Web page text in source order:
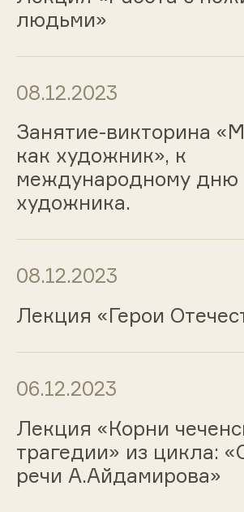
людьми»
08.12.2023
Занятие-викторина
как художник», к
международному дню
художника.
08.12.2023
Лекция «Герои
06.12.2023
Лекция «Корни
трагедии» из цикла:
речи А.Айдамирова»